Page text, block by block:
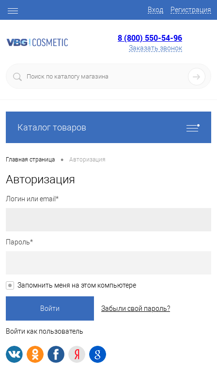
Вход Регистрация
8 (800) 550-54-96
Заказать звонок
Каталог товаров
Главная страница • Авторизация
Авторизация
Логин или email*
Пароль*
Запомнить меня на этом компьютере
Забыли свой пароль?
Войти как пользователь